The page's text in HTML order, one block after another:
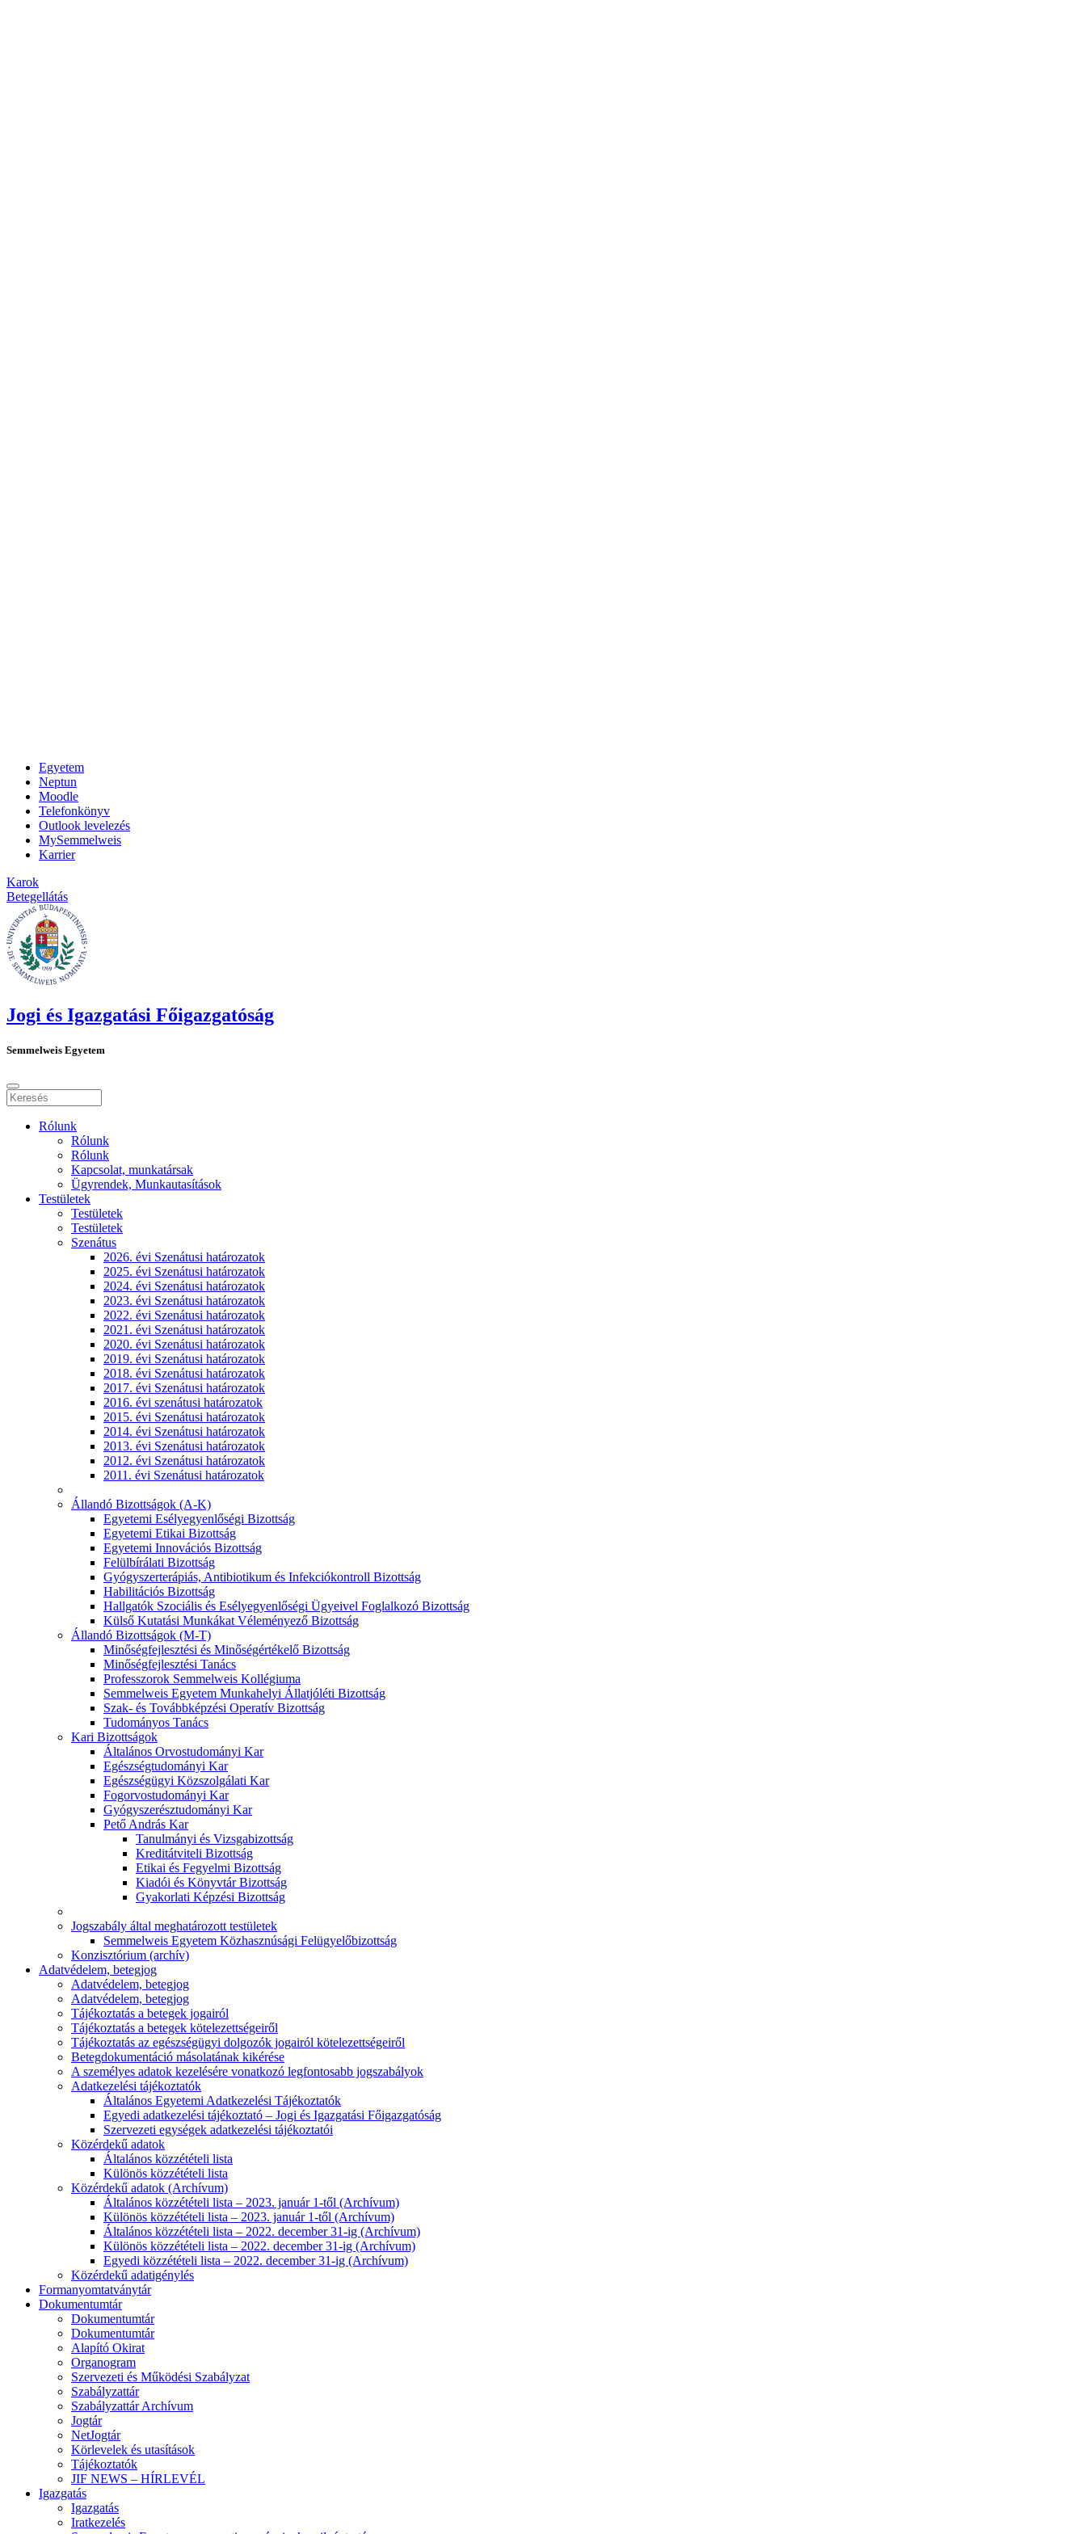
Egyetem
Neptun
Moodle
Telefonkönyv
Outlook levelezés
MySemmelweis
Karrier
Karok
Betegellátás
Jogi és Igazgatási Főigazgatóság
Semmelweis Egyetem
Rólunk
Rólunk
Rólunk
Kapcsolat, munkatársak
Ügyrendek, Munkautasítások
Testületek
Testületek
Testületek
Szenátus
2026. évi Szenátusi határozatok
2025. évi Szenátusi határozatok
2024. évi Szenátusi határozatok
2023. évi Szenátusi határozatok
2022. évi Szenátusi határozatok
2021. évi Szenátusi határozatok
2020. évi Szenátusi határozatok
2019. évi Szenátusi határozatok
2018. évi Szenátusi határozatok
2017. évi Szenátusi határozatok
2016. évi szenátusi határozatok
2015. évi Szenátusi határozatok
2014. évi Szenátusi határozatok
2013. évi Szenátusi határozatok
2012. évi Szenátusi határozatok
2011. évi Szenátusi határozatok
Állandó Bizottságok (A-K)
Egyetemi Esélyegyenlőségi Bizottság
Egyetemi Etikai Bizottság
Egyetemi Innovációs Bizottság
Felülbírálati Bizottság
Gyógyszerterápiás, Antibiotikum és Infekciókontroll Bizottság
Habilitációs Bizottság
Hallgatók Szociális és Esélyegyenlőségi Ügyeivel Foglalkozó Bizottság
Külső Kutatási Munkákat Véleményező Bizottság
Állandó Bizottságok (M-T)
Minőségfejlesztési és Minőségértékelő Bizottság
Minőségfejlesztési Tanács
Professzorok Semmelweis Kollégiuma
Semmelweis Egyetem Munkahelyi Állatjóléti Bizottság
Szak- és Továbbképzési Operatív Bizottság
Tudományos Tanács
Kari Bizottságok
Általános Orvostudományi Kar
Egészségtudományi Kar
Egészségügyi Közszolgálati Kar
Fogorvostudományi Kar
Gyógyszerésztudományi Kar
Pető András Kar
Tanulmányi és Vizsgabizottság
Kreditátviteli Bizottság
Etikai és Fegyelmi Bizottság
Kiadói és Könyvtár Bizottság
Gyakorlati Képzési Bizottság
Jogszabály által meghatározott testületek
Semmelweis Egyetem Közhasznúsági Felügyelőbizottság
Konzisztórium (archív)
Adatvédelem, betegjog
Adatvédelem, betegjog
Adatvédelem, betegjog
Tájékoztatás a betegek jogairól
Tájékoztatás a betegek kötelezettségeiről
Tájékoztatás az egészségügyi dolgozók jogairól kötelezettségeiről
Betegdokumentáció másolatának kikérése
A személyes adatok kezelésére vonatkozó legfontosabb jogszabályok
Adatkezelési tájékoztatók
Általános Egyetemi Adatkezelési Tájékoztatók
Egyedi adatkezelési tájékoztató – Jogi és Igazgatási Főigazgatóság
Szervezeti egységek adatkezelési tájékoztatói
Közérdekű adatok
Általános közzétételi lista
Különös közzétételi lista
Közérdekű adatok (Archívum)
Általános közzétételi lista – 2023. január 1-től (Archívum)
Különös közzétételi lista – 2023. január 1-től (Archívum)
Általános közzétételi lista – 2022. december 31-ig (Archívum)
Különös közzétételi lista – 2022. december 31-ig (Archívum)
Egyedi közzétételi lista – 2022. december 31-ig (Archívum)
Közérdekű adatigénylés
Formanyomtatványtár
Dokumentumtár
Dokumentumtár
Dokumentumtár
Alapító Okirat
Organogram
Szervezeti és Működési Szabályzat
Szabályzattár
Szabályzattár Archívum
Jogtár
NetJogtár
Körlevelek és utasítások
Tájékoztatók
JIF NEWS – HÍRLEVÉL
Igazgatás
Igazgatás
Iratkezelés